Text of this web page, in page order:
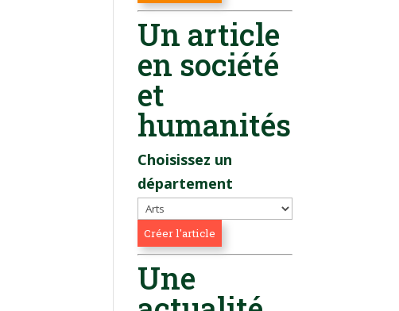
Un article
en société
et
humanités
Choisissez un
département
Une